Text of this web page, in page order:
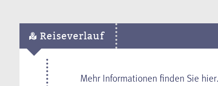
Reiseverlauf
Mehr Informationen finden Sie hier.